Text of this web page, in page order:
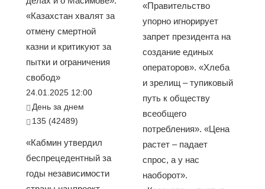
«Казахстан хвалят за
отмену смертной
казни и критикуют за
пытки и ограничения
свобод»
24.01.2025 12:00
День за днем
135 (42489)
«Кабмин утвердил
беспрецедентный за
годы независимости
«Правительство
упорно игнорирует
запрет президента на
создание единых
операторов». «Хлеба
и зрелищ – тупиковый
путь к обществу
всеобщего
потребления». «Цена
растет – падает
спрос, а у нас
наоборот».